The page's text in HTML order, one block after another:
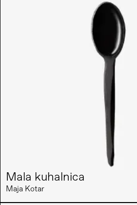
Mala kuhalnica
Maja Kotar